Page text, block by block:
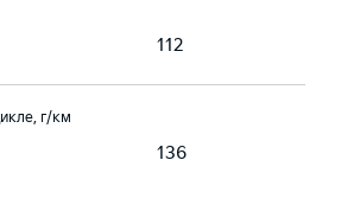
112
г/км
136